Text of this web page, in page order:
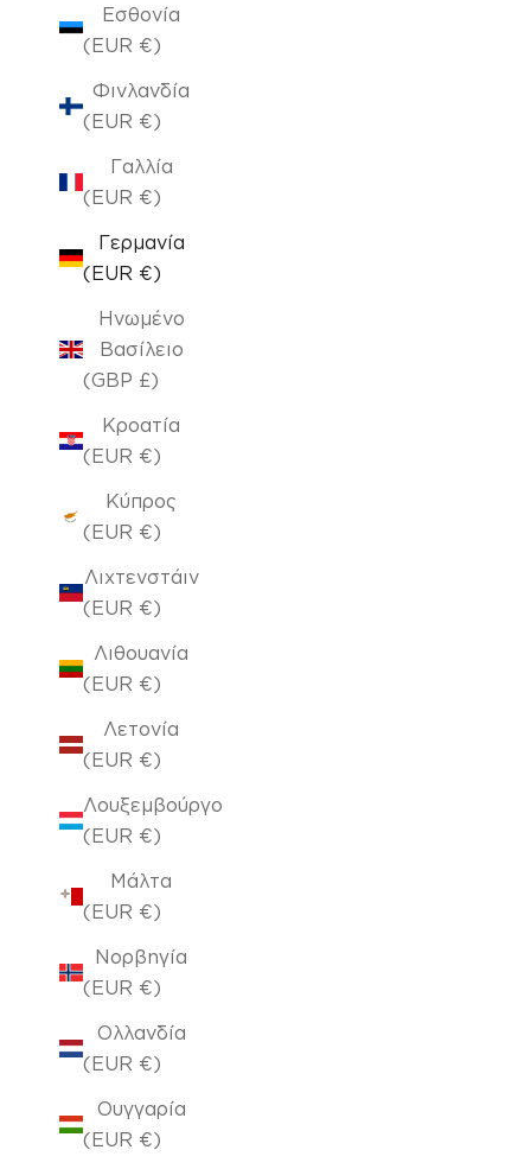
Εσθονία
(EUR €)
Φινλανδία
(EUR €)
Γαλλία
(EUR €)
Γερμανία
(EUR €)
Ηνωμένο
Βασίλειο
(GBP £)
Κροατία
(EUR €)
Κύπρος
(EUR €)
Λιχτενστάιν
(EUR €)
Λιθουανία
(EUR €)
Λετονία
(EUR €)
Λουξεμβούργο
(EUR €)
Μάλτα
(EUR €)
Νορβηγία
(EUR €)
Ολλανδία
(EUR €)
Ουγγαρία
(EUR €)